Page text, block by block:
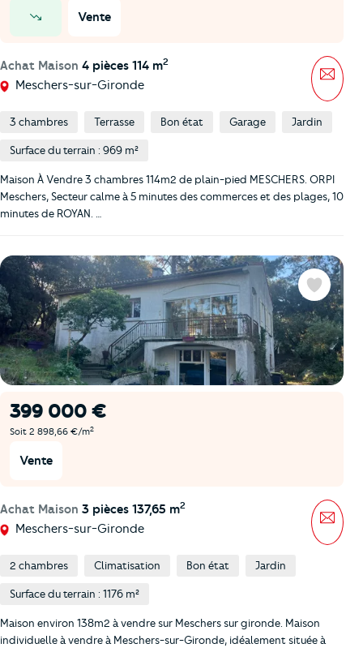
Vente
Achat Maison 4 pièces 114 m2
Meschers-sur-Gironde
3 chambres Terrasse Bon état Garage Jardin
Surface du terrain : 969 m²
Maison À Vendre 3 chambres 114m2 de plain-pied MESCHERS. ORPI
Meschers, Secteur calme à 5 minutes des commerces et des plages, 10
minutes de ROYAN. …
399 000 €
Soit 2 898,66 €/m2
Vente
Achat Maison 3 pièces 137,65 m2
Meschers-sur-Gironde
Favoris
2 chambres Climatisation Bon état Jardin
Surface du terrain : 1176 m²
Maison environ 138m2 à vendre sur Meschers sur gironde. Maison
individuelle à vendre à Meschers-sur-Gironde, idéalement située à